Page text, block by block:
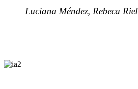
Luciana Méndez, Rebeca